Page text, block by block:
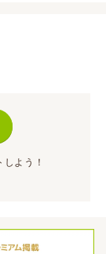
しよう！